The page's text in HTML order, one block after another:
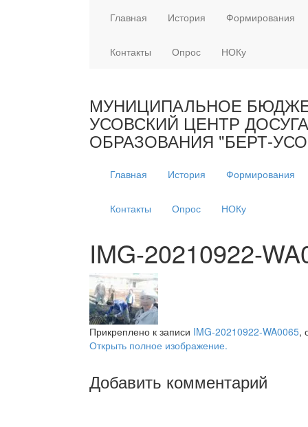
Главная История Формирования
Контакты Опрос НОКу
МУНИЦИПАЛЬНОЕ
УСОВСКИЙ ЦЕНТР
ОБРАЗОВАНИЯ "БЕРТ-
Главная История Формирования
Контакты Опрос НОКу
IMG-20210922-
Прикреплено к записи IMG-20210922-WA0065,
Открыть полное изображение.
Добавить комментарий